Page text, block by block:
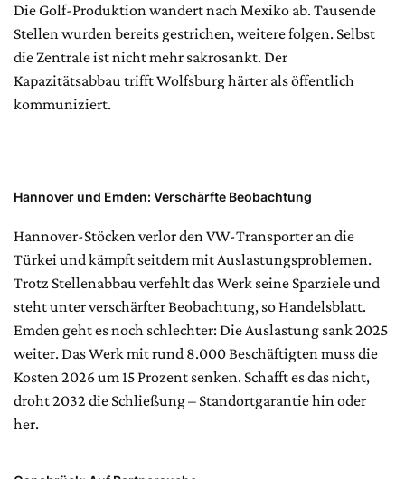
Die Golf-Produktion wandert nach Mexiko ab. Tausende
Stellen wurden bereits gestrichen, weitere folgen. Selbst
die Zentrale ist nicht mehr sakrosankt. Der
Kapazitätsabbau trifft Wolfsburg härter als öffentlich
kommuniziert.
Hannover und Emden: Verschärfte Beobachtung
Hannover-Stöcken verlor den VW-Transporter an die
Türkei und kämpft seitdem mit Auslastungsproblemen.
Trotz Stellenabbau verfehlt das Werk seine Sparziele und
steht unter verschärfter Beobachtung, so Handelsblatt.
Emden geht es noch schlechter: Die Auslastung sank 2025
weiter. Das Werk mit rund 8.000 Beschäftigten muss die
Kosten 2026 um 15 Prozent senken. Schafft es das nicht,
droht 2032 die Schließung – Standortgarantie hin oder
her.